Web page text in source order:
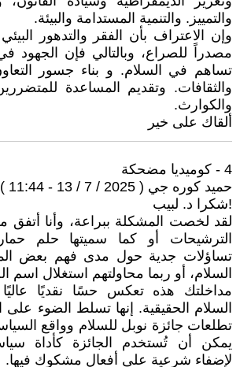
والتمييز. والتنمية المستدامة والبيئة.
وإن الاعتراف بأن الفقر والتدهور
مصدراً للصراع، وبالتالي فإن الجهود
تساهم في السلام. و بناء جسور
والثقافات. وتقديم المساعدة
والكوارث.
ألقاك على خير
4 - كوميديا مضحكة
حميد كوره جي ( 2025 / 7 / 13 - 11:44 )
!شكرا د. لبيب
لقد لخصت المشكلة ببراعة، وأنا
الترشيحات أو كما سميتها حلم
تساؤلات جدية حول مدى فهم بعض
السلام، أو ربما محاولتهم استغلال اسم
مداخلتك هذه تعكس حسًا نقديًا
السلام الحقيقية. إنها تسلط الضوء على
تطلعات جائزة نوبل للسلام وواقع
يمكن أن تُستخدم الجائزة كأداة
لإضفاء شرعية على أفعال مشكوك فيها.